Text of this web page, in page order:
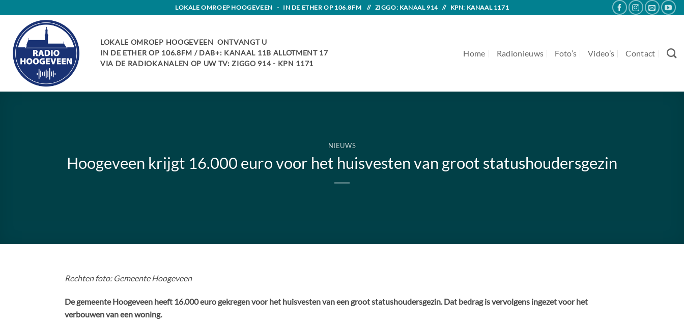
content
LOKALE OMROEP HOOGEVEEN - IN DE ETHER OP 106.8FM // ZIGGO: KANAAL 914 // KPN: KANAAL 1171
LOKALE OMROEP HOOGEVEEN ONTVANGT U
IN DE ETHER OP 106.8FM / DAB+: KANAAL 11B ALLOTMENT 17
VIA DE RADIOKANALEN OP UW TV: ZIGGO 914 - KPN 1171
Home Radionieuws Foto’s Video’s Contact
NIEUWS
Hoogeveen krijgt 16.000 euro voor het huisvesten van groot statushoudersgezin
Rechten foto: Gemeente Hoogeveen
De gemeente Hoogeveen heeft 16.000 euro gekregen voor het huisvesten van een groot statushoudersgezin. Dat bedrag is vervolgens ingezet voor het
verbouwen van een woning.